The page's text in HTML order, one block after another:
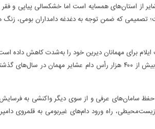
از استان‌های همسایه است اما خشکسالی‌ پیاپی و
که ضمن توجه به دغدغه دامداران بومی، زنگ
برای مهمانان دیرین خود را به‌شدت کاهش داده
حفظ سامان‌های عرفی و از سوی دیگر واکنشی به
راه ورود دام‌های غیربومی به قلمروی